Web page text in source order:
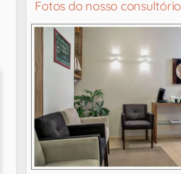
Fotos do nosso consultório